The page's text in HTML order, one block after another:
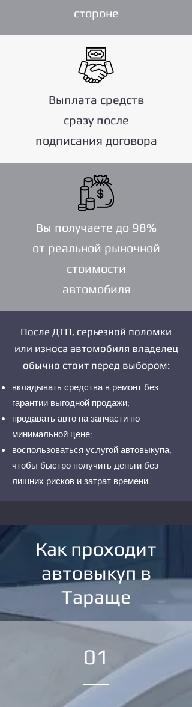
стороне
Выплата средств
сразу после
подписания договора
Вы получаете до 98%
от реальной рыночной
стоимости
автомобиля
После ДТП, серьезной поломки
или износа автомобиля владелец
обычно стоит перед выбором:
вкладывать средства в ремонт без
гарантии выгодной продажи;
продавать авто на запчасти по
минимальной цене;
воспользоваться услугой автовыкупа,
чтобы быстро получить деньги без
лишних рисков и затрат времени.
Как проходит
автовыкуп в
Тараще
01